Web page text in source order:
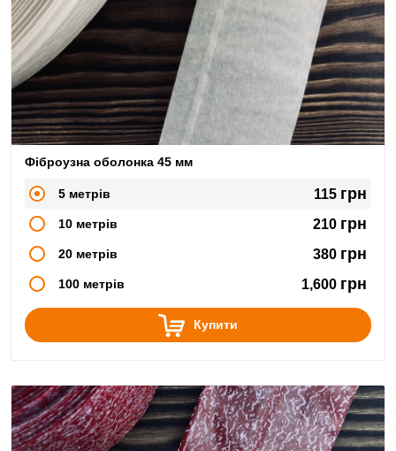
Фіброузна оболонка 45 мм
5 метрів 115 грн
10 метрів 210 грн
20 метрів 380 грн
100 метрів 1,600 грн
Купити